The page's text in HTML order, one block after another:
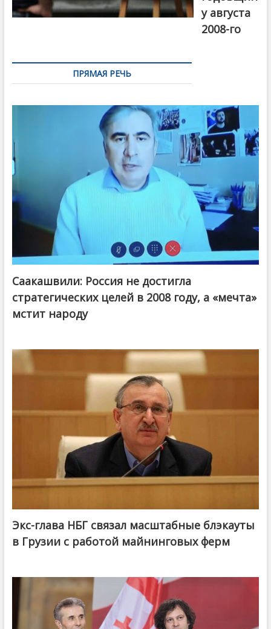
у августа
2008-го
ПРЯМАЯ РЕЧЬ
Саакашвили: Россия не достигла
стратегических целей в 2008 году, а «мечта»
мстит народу
Экс-глава НБГ связал масштабные блэкауты
в Грузии с работой майнинговых ферм